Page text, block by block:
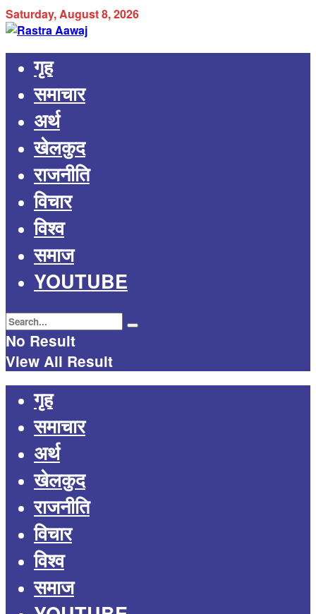
Saturday, August 8, 2026
गृह
समाचार
अर्थ
खेलकुद
राजनीति
विचार
विश्व
समाज
YOUTUBE
No Result
View All Result
गृह
समाचार
अर्थ
खेलकुद
राजनीति
विचार
विश्व
समाज